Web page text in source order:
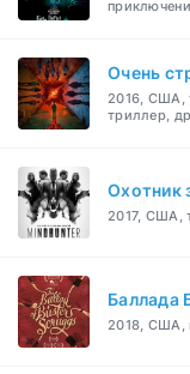
Очень
2016, США,
триллер,
Охотник
2017, США,
Баллада
2018, США,